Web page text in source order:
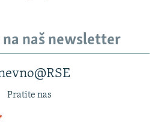
naš newsletter
Pratite nas
*